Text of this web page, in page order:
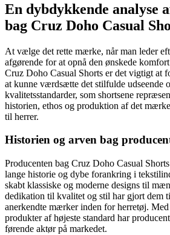
En dybdykkende analyse
bag Cruz Doho Casual
At vælge det rette mærke, når man leder
afgørende for at opnå den ønskede
Cruz Doho Casual Shorts er det vigtigt at
at kunne værdsætte det stilfulde udseende
kvalitetsstandarder, som shortsene
historien, ethos og produktion af det
til herrer.
Historien og arven bag
Producenten bag Cruz Doho Casual
lange historie og dybe forankring i
skabt klassiske og moderne designs til
dedikation til kvalitet og stil har gjort dem
anerkendte mærker inden for herretøj.
produkter af højeste standard har
førende aktør på markedet.